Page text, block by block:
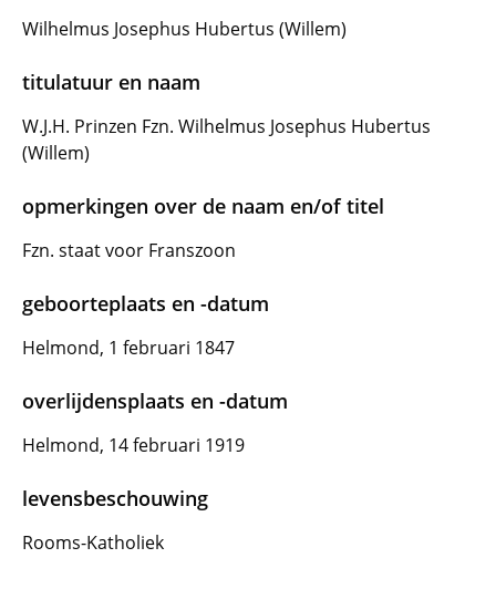
Wilhelmus Josephus Hubertus (Willem)
titulatuur en naam
W.J.H. Prinzen Fzn. Wilhelmus Josephus Hubertus
(Willem)
opmerkingen over de naam en/of titel
Fzn. staat voor Franszoon
geboorteplaats en -datum
Helmond, 1 februari 1847
overlijdensplaats en -datum
Helmond, 14 februari 1919
levensbeschouwing
Rooms-Katholiek